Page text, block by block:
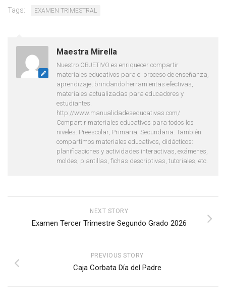
Tags: EXAMEN TRIMESTRAL
Maestra Mirella
Nuestro OBJETIVO es enriquecer compartir
materiales educativos para el proceso de enseñanza,
aprendizaje, brindando herramientas efectivas,
materiales actualizadas para educadores y
estudiantes.
http://www.manualidadeseducativas.com/
Compartir materiales educativos para todos los
niveles: Preescolar, Primaria, Secundaria. También
compartimos materiales educativos, didácticos:
planificaciones y actividades interactivas, exámenes,
moldes, plantillas, fichas descriptivas, tutoriales, etc.
NEXT STORY
Examen Tercer Trimestre Segundo Grado 2026
PREVIOUS STORY
Caja Corbata Día del Padre